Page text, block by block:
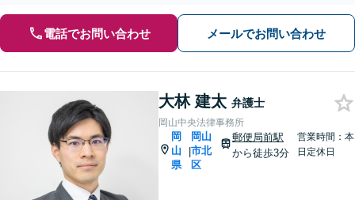
電話でお問い合わせ メールでお問い合わせ
大林 建太 弁護士
岡山中央法律事務所
岡
山
県
|
岡山
市北
区
郵便局前駅
から徒歩3分
営業時間：本
日定休日